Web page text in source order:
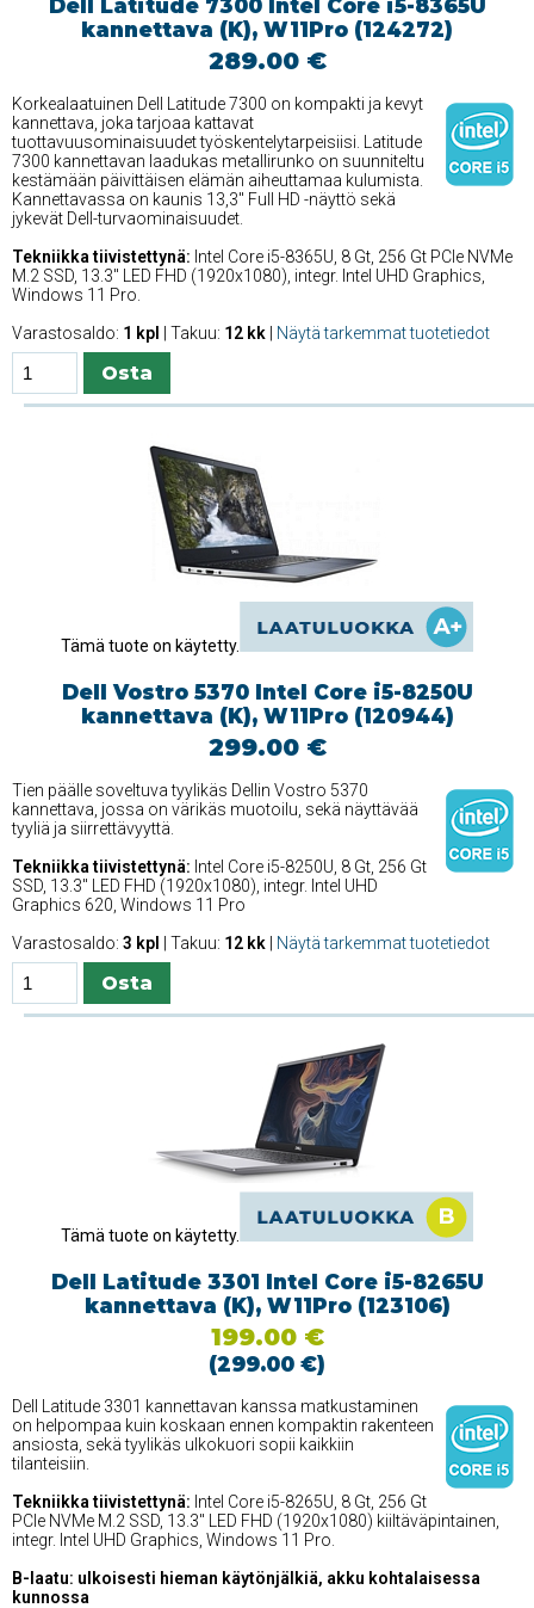
Dell Latitude 7300 Intel Core i5-8365U
kannettava (K), W11Pro (124272)
289.00 €
Korkealaatuinen Dell Latitude 7300 on kompakti ja kevyt
kannettava, joka tarjoaa kattavat
tuottavuusominaisuudet työskentelytarpeisiisi. Latitude
7300 kannettavan laadukas metallirunko on suunniteltu
kestämään päivittäisen elämän aiheuttamaa kulumista.
Kannettavassa on kaunis 13,3'' Full HD -näyttö sekä
jykevät Dell-turvaominaisuudet.
Tekniikka tiivistettynä: Intel Core i5-8365U, 8 Gt, 256 Gt PCIe NVMe
M.2 SSD, 13.3'' LED FHD (1920x1080), integr. Intel UHD Graphics,
Windows 11 Pro.
Varastosaldo: 1 kpl | Takuu: 12 kk Näytä tarkemmat tuotetiedot
Tämä tuote on käytetty.
Dell Vostro 5370 Intel Core i5-8250U
kannettava (K), W11Pro (120944)
299.00 €
Tien päälle soveltuva tyylikäs Dellin Vostro 5370
kannettava, jossa on värikäs muotoilu, sekä näyttävää
tyyliä ja siirrettävyyttä.
Tekniikka tiivistettynä: Intel Core i5-8250U, 8 Gt, 256 Gt
SSD, 13.3'' LED FHD (1920x1080), integr. Intel UHD
Graphics 620, Windows 11 Pro
Varastosaldo: 3 kpl | Takuu: 12 kk Näytä tarkemmat tuotetiedot
Tämä tuote on käytetty.
Dell Latitude 3301 Intel Core i5-8265U
kannettava (K), W11Pro (123106)
199.00 €
(299.00 €)
Dell Latitude 3301 kannettavan kanssa matkustaminen
on helpompaa kuin koskaan ennen kompaktin rakenteen
ansiosta, sekä tyylikäs ulkokuori sopii kaikkiin
tilanteisiin.
Tekniikka tiivistettynä: Intel Core i5-8265U, 8 Gt, 256 Gt
PCIe NVMe M.2 SSD, 13.3'' LED FHD (1920x1080) kiiltäväpintainen,
integr. Intel UHD Graphics, Windows 11 Pro.
B-laatu: ulkoisesti hieman käytönjälkiä, akku kohtalaisessa
kunnossa